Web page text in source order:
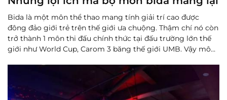
Bida là một môn thể thao mang tính giải trí cao được
đông đảo giới trẻ trên thế giới ưa chuộng. Thậm chí nó còn
trở thành 1 môn thi đấu chính thức tại đấu trường lớn thế
giới như World Cup, Carom 3 băng thế giới UMB. Vậy môn